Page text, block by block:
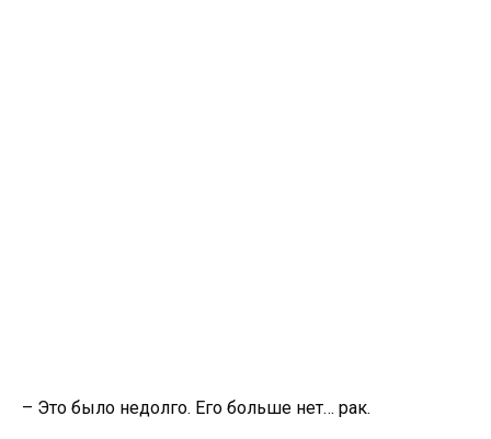
– Это было недолго. Его больше нет… рак.